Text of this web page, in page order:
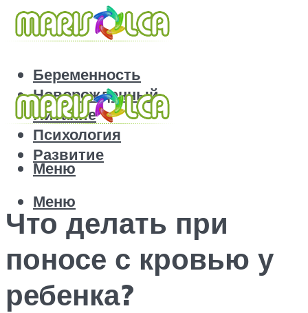
Беременность
Новорожденный
Питание
Психология
Развитие
Меню
Меню
Что делать при
поносе с кровью у
ребенка?